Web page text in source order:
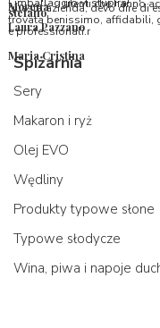
stefano
Laura Pazzano
Morena
questa azienda, devo dire di
trovata benissimo, affidabili,
e professionali.r
Maria Cristina
utenti che hanno
Spiżarnia
Sery
Makaron i ryż
Olej EVO
Wędliny
Produkty typowe słone
Typowe słodycze
Wina, piwa i napoje